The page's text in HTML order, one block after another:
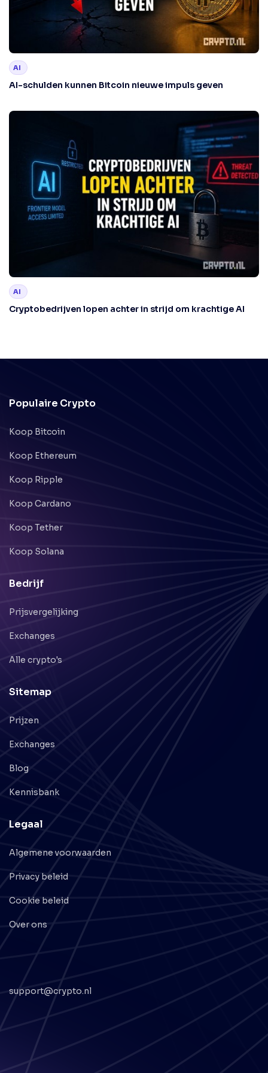
AI
AI-schulden kunnen Bitcoin nieuwe impuls geven
AI
Cryptobedrijven lopen achter in strijd om krachtige AI
support@crypto.nl
Populaire Crypto
Koop Bitcoin
Koop Ethereum
Koop Ripple
Koop Cardano
Koop Tether
Koop Solana
Bedrijf
Prijsvergelijking
Exchanges
Alle crypto's
Sitemap
Prijzen
Exchanges
Blog
Kennisbank
Legaal
Algemene voorwaarden
Privacy beleid
Cookie beleid
Over ons